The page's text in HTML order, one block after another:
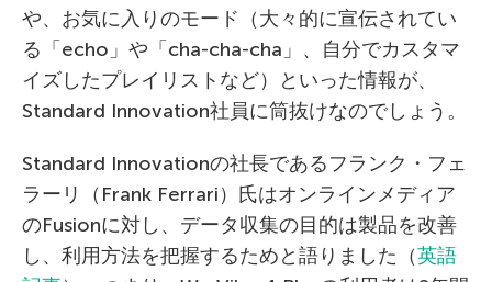
や、お気に入りのモード（大々的に宣伝されてい
る「echo」や「cha-cha-cha」、自分でカスタマ
イズしたプレイリストなど）といった情報が、
Standard Innovation社員に筒抜けなのでしょう。
Standard Innovationの社長であるフランク・フェ
ラーリ（Frank Ferrari）氏はオンラインメディア
のFusionに対し、データ収集の目的は製品を改善
し、利用方法を把握するためと語りました（英語